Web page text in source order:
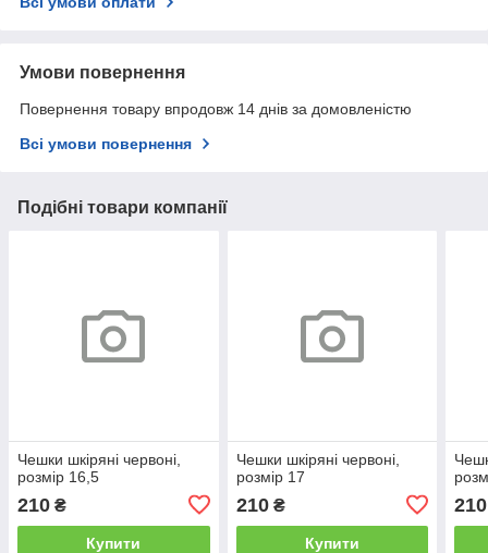
Умови повернення
Повернення товару впродовж 14 днів за домовленістю
Всі умови повернення
Подібні товари компанії
Чешки шкіряні червоні,
розмір 16,5
210 ₴
Купити
Чешки шкіряні червоні,
розмір 17
210₴
Купити
210